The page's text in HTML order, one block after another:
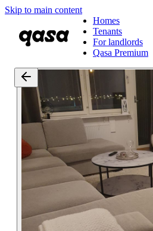
Skip to main content
Homes
Tenants
For landlords
Qasa Premium